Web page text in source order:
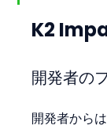
K2
開発者の
開発者から